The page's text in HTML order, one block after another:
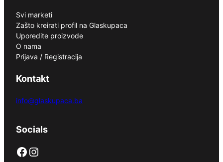
Svi marketi
Zašto kreirati profil na Glaskupaca
Uporedite proizvode
O nama
Prijava / Registracija
Kontakt
info@glaskupaca.ba
Socials
Facebook Instagram